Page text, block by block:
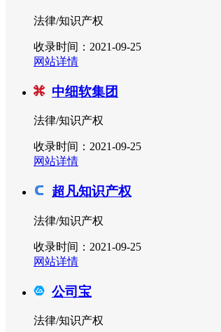
法律/知识产权
收录时间：2021-09-25
网站详情
中细软集团
法律/知识产权
收录时间：2021-09-25
网站详情
超凡知识产权
法律/知识产权
收录时间：2021-09-25
网站详情
公司宝
法律/知识产权